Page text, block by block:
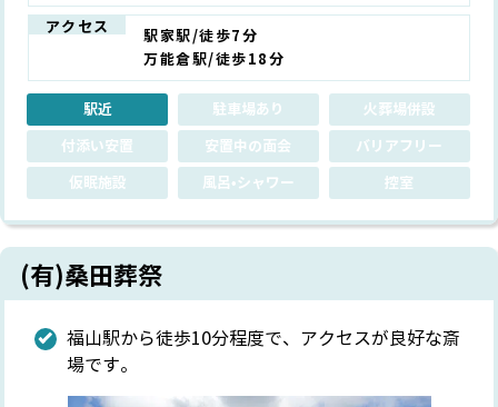
アクセス
駅家駅/徒歩7分
万能倉駅/徒歩18分
駅近 駐車場あり
火葬場併設
付添い安置
安置中の面会
バリアフリー
仮眠施設
風呂•シャワー 控室
(有)桑田葬祭
福山駅から徒歩10分程度で、アクセスが良好な斎
場です。